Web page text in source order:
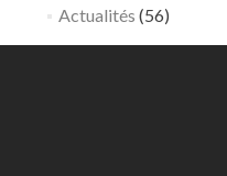
Actualités (56)